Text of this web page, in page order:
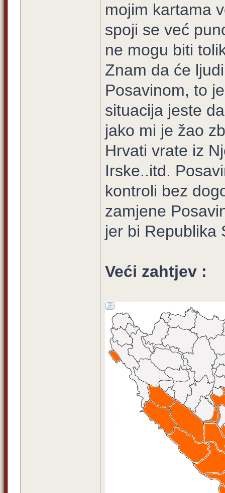
mojim kartama
spoji se već
ne mogu biti
Znam da će
Posavinom, to
situacija jeste
jako mi je žao
Hrvati vrate iz
Irske..itd.
kontroli bez
zamjene
jer bi Republika
Veći zahtjev :